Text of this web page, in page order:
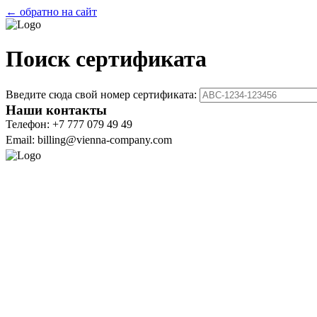
← обратно на сайт
Поиск сертификата
Введите сюда свой номер сертификата:
Наши контакты
Телефон: +7 777 079 49 49
Email: billing@vienna-company.com